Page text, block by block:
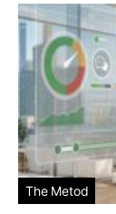
The Metod